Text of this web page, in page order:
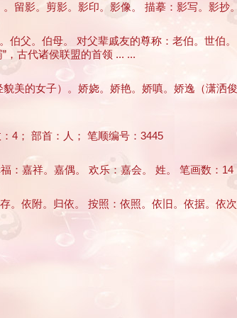
留影。剪影。影印。影像。 描摹：影写。影抄
父。伯母。 对父辈戚友的尊称：老伯。世伯
，古代诸侯联盟的首领 ... ...
美的女子）。娇娆。娇艳。娇嗔。娇逸（潇洒
4； 部首：人； 笔顺编号：3445
嘉祥。嘉偶。 欢乐：嘉会。 姓。 笔画数：
依附。归依。 按照：依照。依旧。依据。依